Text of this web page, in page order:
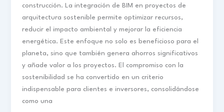
construcción. La integración de BIM en proyectos de
arquitectura sostenible permite optimizar recursos,
reducir el impacto ambiental y mejorar la eficiencia
energética. Este enfoque no solo es beneficioso para el
planeta, sino que también genera ahorros significativos
y añade valor a los proyectos. El compromiso con la
sostenibilidad se ha convertido en un criterio
indispensable para clientes e inversores, consolidándose
como una